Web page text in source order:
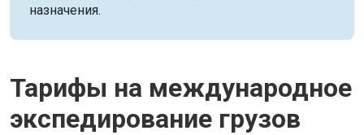
назначения.
Тарифы на международное
экспедирование грузов